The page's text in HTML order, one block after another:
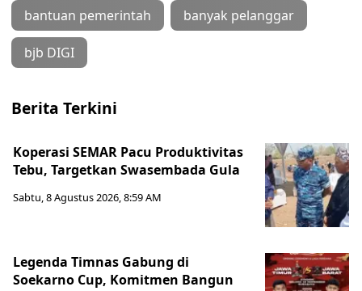
bantuan pemerintah banyak pelanggar
bjb DIGI
Berita Terkini
Koperasi SEMAR Pacu Produktivitas
Tebu, Targetkan Swasembada Gula
Sabtu, 8 Agustus 2026, 8:59 AM
Legenda Timnas Gabung di
Soekarno Cup, Komitmen Bangun